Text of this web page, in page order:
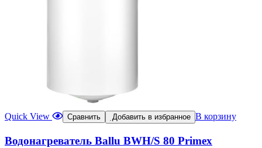
Quick View Сравнить Добавить в избранное В корзину
Водонагреватель Ballu BWH/S 80 Primex